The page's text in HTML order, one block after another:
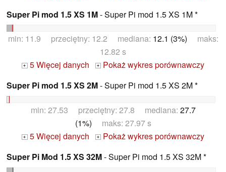
Super Pi mod 1.5 XS 1M- Super Pi mod 1.5 XS 1M *
min: 11.9 przeciętny: 12.2 mediana: 12.1 (3%) maks:
12.82 s
+ 5 Więcej danych +
Pokaż wykres porównawczy
Super Pi mod 1.5 XS 2M- Super Pi mod 1.5 XS 2M *
min: 27.53 przeciętny: 27.8 mediana: 27.7
(1%) maks: 27.97 s
+ 5 Więcej danych +
Pokaż wykres porównawczy
Super Pi Mod 1.5 XS 32M- Super Pi mod 1.5 XS 32M *